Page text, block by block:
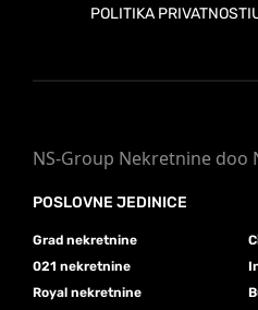
POLITIKA PRIVATNOSTI
NS-Group Nekretnine doo
POSLOVNE JEDINICE
Grad nekretnine
021 nekretnine
Royal nekretnine